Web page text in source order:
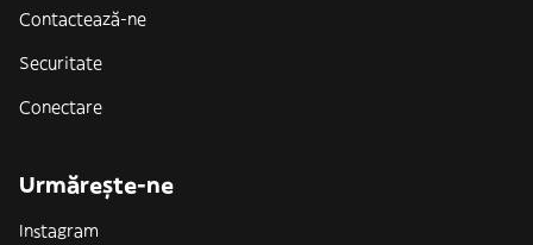
Contactează-ne
Securitate
Conectare
Urmărește-ne
Instagram